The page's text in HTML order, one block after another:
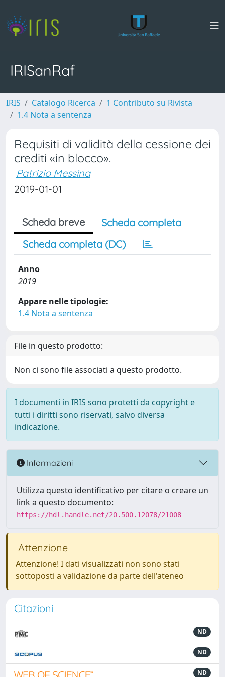
IRISanRaf
IRIS Catalogo Ricerca
1 Contributo su Rivista
1.4 Nota a sentenza
Requisiti di validità della cessione dei
crediti «in blocco».
Patrizio Messina
2019-01-01
Scheda breve
Scheda completa
Scheda completa (DC)
Anno
2019
Appare nelle tipologie:
1.4 Nota a sentenza
File in questo prodotto:
Non ci sono file associati a questo prodotto.
I documenti in IRIS sono protetti da copyright e
tutti i diritti sono riservati, salvo diversa
indicazione.
Informazioni
Utilizza questo identificativo per citare o creare un
link a questo documento:
https://hdl.handle.net/20.500.12078/21008
Attenzione
Attenzione! I dati visualizzati non sono stati
sottoposti a validazione da parte dell'ateneo
Citazioni
ND
ND
ND